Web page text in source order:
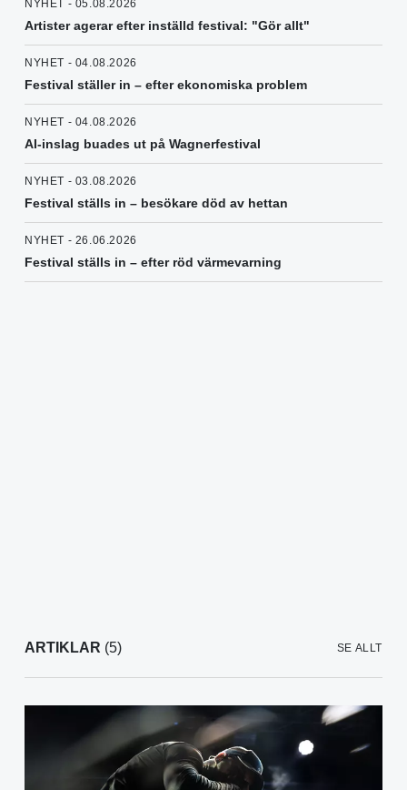
NYHET - 05.08.2026
Artister agerar efter inställd festival: "Gör allt"
NYHET - 04.08.2026
Festival ställer in – efter ekonomiska problem
NYHET - 04.08.2026
AI-inslag buades ut på Wagnerfestival
NYHET - 03.08.2026
Festival ställs in – besökare död av hettan
NYHET - 26.06.2026
Festival ställs in – efter röd värmevarning
ARTIKLAR (5) SE ALLT